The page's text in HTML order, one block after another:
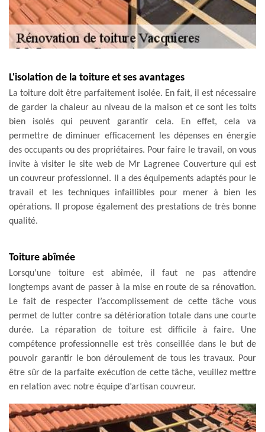
L'isolation de la toiture et ses avantages
La toiture doit être parfaitement isolée. En fait, il est nécessaire
de garder la chaleur au niveau de la maison et ce sont les toits
bien isolés qui peuvent garantir cela. En effet, cela va
permettre de diminuer efficacement les dépenses en énergie
des occupants ou des propriétaires. Pour faire le travail, on vous
invite à visiter le site web de Mr Lagrenee Couverture qui est
un couvreur professionnel. Il a des équipements adaptés pour le
travail et les techniques infaillibles pour mener à bien les
opérations. Il propose également des prestations de très bonne
qualité.
Toiture abîmée
Lorsqu’une toiture est abîmée, il faut ne pas attendre
longtemps avant de passer à la mise en route de sa rénovation.
Le fait de respecter l’accomplissement de cette tâche vous
permet de lutter contre sa détérioration totale dans une courte
durée. La réparation de toiture est difficile à faire. Une
compétence professionnelle est très conseillée dans le but de
pouvoir garantir le bon déroulement de tous les travaux. Pour
être sûr de la parfaite exécution de cette tâche, veuillez mettre
en relation avec notre équipe d’artisan couvreur.